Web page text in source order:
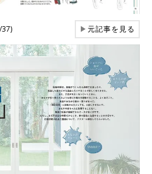
▶元記事を見る